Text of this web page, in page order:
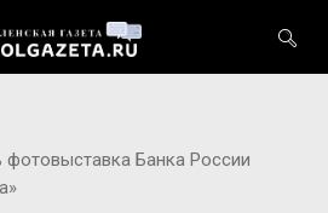
фотовыставка Банка России